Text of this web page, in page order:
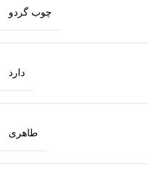
چوب گردو
دارد
طاهری